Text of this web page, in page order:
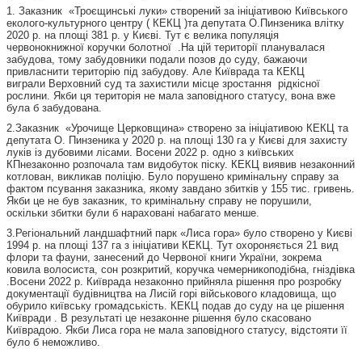
1. Заказник «Троєщинські луки» створений за ініціативою Київського
еколого-культурного центру ( КЕКЦ )та депутата О.Пинзеника влітку
2020 р. на площі 381 р. у Києві. Тут є велика популяція
червонокнижної коручки болотної .На цій території планувалася
забудова, тому забудовники подали позов до суду, бажаючи
привласнити територію під забудову. Але Київрада та КЕКЦ
виграли Верховний суд та захистили місце зростання рідкісної
рослини. Якби ця територія не мала заповідного статусу, вона вже
була б забудована.
2.Заказник «Урочище Церковщина» створено за ініціативою КЕКЦ та
депутата О. Пинзеника у 2020 р. на площі 130 га у Києві для захисту
луків із дубовими лісами. Восени 2022 р. одно з київських
КП незаконно розпочала там видобуток піску. КЕКЦ виявив незаконний
котлован, викликав поліцію. Було порушено кримінальну справу за
фактом псування заказника, якому завдано збитків у 155 тис. гривень.
Якби це не був заказник, то кримінальну справу не порушили,
оскільки збитки були б нараховані набагато менше.
3.Регіональний ландшафтний парк «Лиса гора» було створено у Києві
1994 р. на площі 137 га з ініціативи КЕКЦ. Тут охороняється 21 вид
флори та фауни, занесений до Червоної книги України, зокрема
ковила волосиста, сон розкритий, коручка чемерникоподібна, гніздівка
.Восени 2022 р. Київрада незаконно прийняла рішення про розробку
документації будівництва на Лисій горі військового кладовища, що
обурило київську громадськість. КЕКЦ подав до суду на це рішення
Київради . В результаті це незаконне рішення було скасовано
Київрадою. Якби Лиса гора не мала заповідного статусу, відстояти її
було б неможливо.